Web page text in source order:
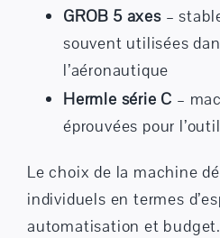
GROB 5 axes–
souvent utilisées
l’aéronautique
Hermle série C –
éprouvées pour
Le choix de la machine
individuels en termes
automatisation et budget.